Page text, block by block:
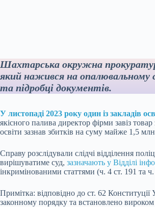
Шахтарська окружна
який нажився на опалювальному
та підробці документів.
У листопаді 2023 року один із закладів
якісного палива директор фірми завіз
освіти зазнав збитків на суму майже 1,5
Справу розслідували слідчі відділення
вирішуватиме суд, зазначають у Відділі
інкримінованими статтями (ч. 4 ст. 191 та
Примітка: відповідно до ст. 62
законному порядку та встановлено вироком